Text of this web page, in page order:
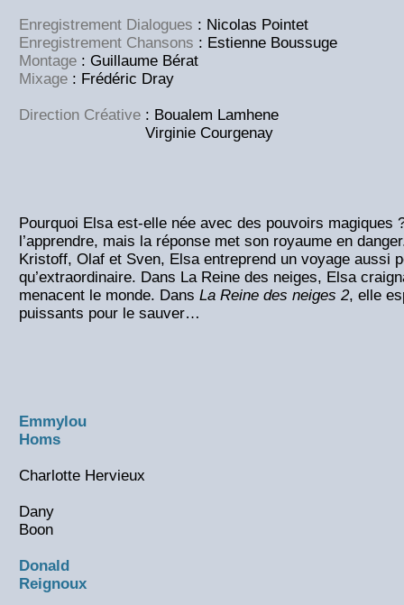
Enregistrement Dialogues : Nicolas Pointet
Enregistrement Chansons : Estienne Boussuge
Montage : Guillaume Bérat
Mixage : Frédéric Dray
Direction Créative : Boualem Lamhene
Virginie Courgenay
Pourquoi Elsa est-elle née avec des pouvoirs magiques
l’apprendre, mais la réponse met son royaume en
Kristoff, Olaf et Sven, Elsa entreprend un voyage aussi
qu’extraordinaire. Dans La Reine des neiges, Elsa
menacent le monde. Dans La Reine des neiges 2, elle
puissants pour le sauver…
Emmylou
Homs
Charlotte Hervieux
Dany
Boon
Donald
Reignoux